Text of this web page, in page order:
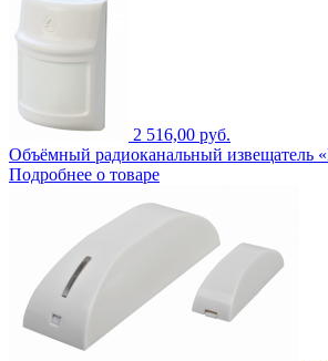
2 516,00 руб.
Объёмный радиоканальный извещатель
Подробнее о товаре